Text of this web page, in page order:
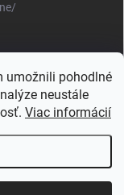
umožnili pohodlné
neustále
Viac informácií